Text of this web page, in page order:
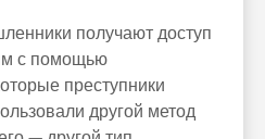
получают доступ
с помощью
преступники
другой метод